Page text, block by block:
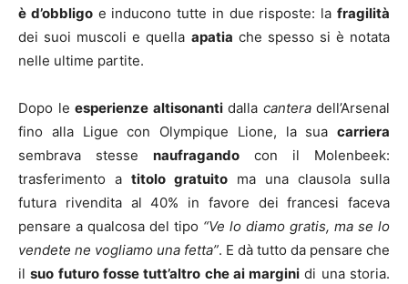
è d’obbligoe inducono tutte in due risposte: lafragilità
dei suoi muscoli e quella apatia che spesso si è notata
nelle ultime partite.
Dopo le esperienze altisonantidalla cantera dell’Arsenal
fino alla Ligue con Olympique Lione, la sua carriera
sembrava stesse naufragando con il Molenbeek:
trasferimento a titolo gratuito ma una clausola sulla
futura rivendita al 40% in favore dei francesi faceva
pensare a qualcosa del tipo “Ve lo diamo gratis, ma se lo
vendete ne vogliamo una fetta”. E dà tutto da pensare che
ilsuo futuro fosse tutt’altro che ai margini di una storia.